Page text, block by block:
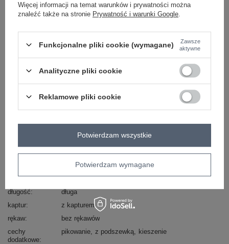
skład materiału : 100% poliuretan
Kod produktu
NM-KZ-D2-3816-1.62
Marka
HONEY WINTER
typ produktu
kamizelka puchowa
kamizelka pikowana
casual
okazja
codzienne
do pracy
wzór
gładki
sezon jesień zima
syntetyczne
ocieplenie
bez ocieplenia
długość
długa
kaptur
z kapturem
rękaw
bez rękawów
cechy
dodatkowe
pikowanie z podszewką kieszenie
Więcej informacji na temat warunków i prywatności można
znaleźć także na stronie Prywatność i warunki Google
Funkcjonalne pliki cookie (wymagane)
Zawsze
aktywne
Analityczne pliki cookie
Reklamowe pliki cookie
Potwierdzam wymagane
Potwierdzam wszystkie